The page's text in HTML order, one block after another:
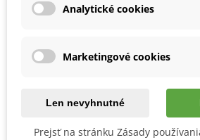
1–2 cm. Doba klíčeniaje 1–3 týždne.
60 cm.
Vyhovuje muslnečné alebo
, listy
priebehu zimy.
Analytické cookies
Marketingové cookies
Len nevyhnutné
Prejsť na stránku Zásady